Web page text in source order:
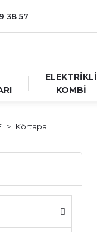
38 57
ELEKTRİKLİ
KOMBİ
Körtapa